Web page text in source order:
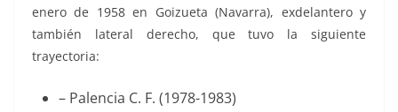
enero de 1958 en Goizueta (Navarra), exdelantero y
también lateral derecho, que tuvo la siguiente
trayectoria:
– Palencia C. F. (1978-1983)